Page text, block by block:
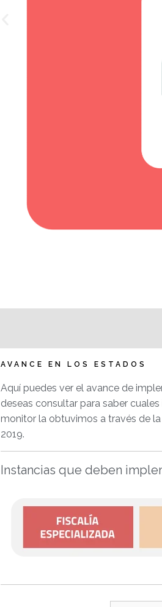
AVANCE EN LOS ESTADOS
Aquí puedes ver el avance de
deseas consultar para saber
monitor la obtuvimos a través de
2019.
Instancias que deben